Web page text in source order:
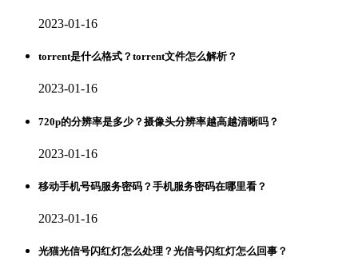
2023-01-16
torrent是什么格式？torrent文件怎么解析？
2023-01-16
720p的分辨率是多少？摄像头分辨率越高越清晰吗？
2023-01-16
移动手机号码服务密码？手机服务密码在哪里看？
2023-01-16
光猫光信号闪红灯怎么处理？光信号闪红灯怎么回事？